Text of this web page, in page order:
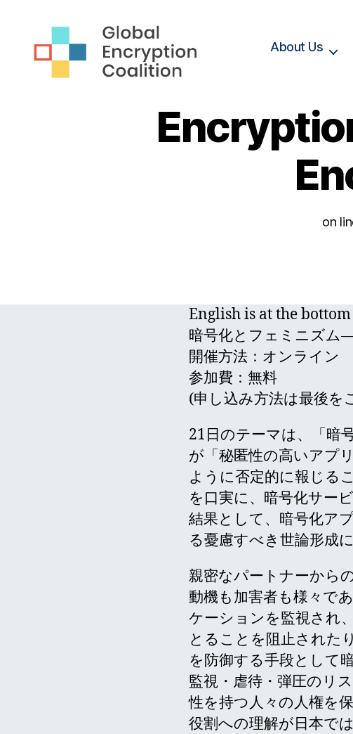
About Us
on
English is at the bottom
暗号化とフェミニズム
開催方法：オンライン
参加費：無料
(申し込み方法は最後を
21日のテーマは、「暗
が「秘匿性の高いアプ
ように否定的に報じる
を口実に、暗号化サー
結果として、暗号化ア
る憂慮すべき世論形成
親密なパートナーから
動機も加害者も様々で
ケーションを監視され
とることを阻止された
を防御する手段として
監視・虐待・弾圧のリ
性を持つ人々の人権を
役割への理解が日本で